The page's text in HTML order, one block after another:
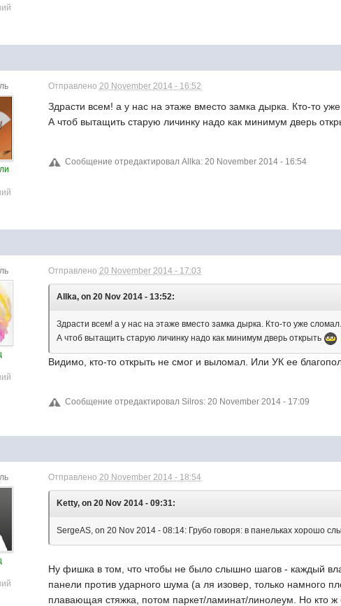
Отправлено 20 November 2014 - 16:52
Здрасти всем! а у нас на этаже вместо замка дырка. Кто-то
А чтоб вытащить старую личинку надо как минимум дверь
Сообщение отредактировал Allka: 20 November 2014 - 16:54
Отправлено 20 November 2014 - 17:03
Allka, on 20 Nov 2014 - 13:52:
Здрасти всем! а у нас на этаже вместо замка дырка. Кто-то уже
А чтоб вытащить старую личинку надо как минимум дверь открыть
Видимо, кто-то открыть не смог и выломал. Или УК ее
Сообщение отредактировал Silros: 20 November 2014 - 17:09
Отправлено 20 November 2014 - 18:54
Ketty, on 20 Nov 2014 - 09:31:
SergeAS, on 20 Nov 2014 - 08:14: Грубо говоря: в панельках хорошо
Ну фишка в том, что чтобы не было слышно шагов - каждый
панели против ударного шума (а ля изовер, только намного
плавающая стяжка, потом паркет/ламинат/линолеум. Но кто ж